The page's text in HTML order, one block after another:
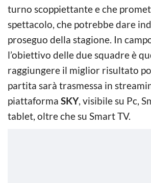
turno scoppiettante e che
spettacolo, che potrebbe dare
proseguo della stagione. In
l’obiettivo delle due squadre è
raggiungere il miglior risultato
partita sarà trasmessa in
piattaforma SKY, visibile su Pc,
tablet, oltre che su Smart TV.